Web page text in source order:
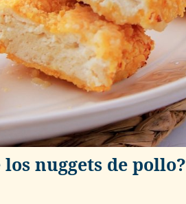
nuggets de pollo?